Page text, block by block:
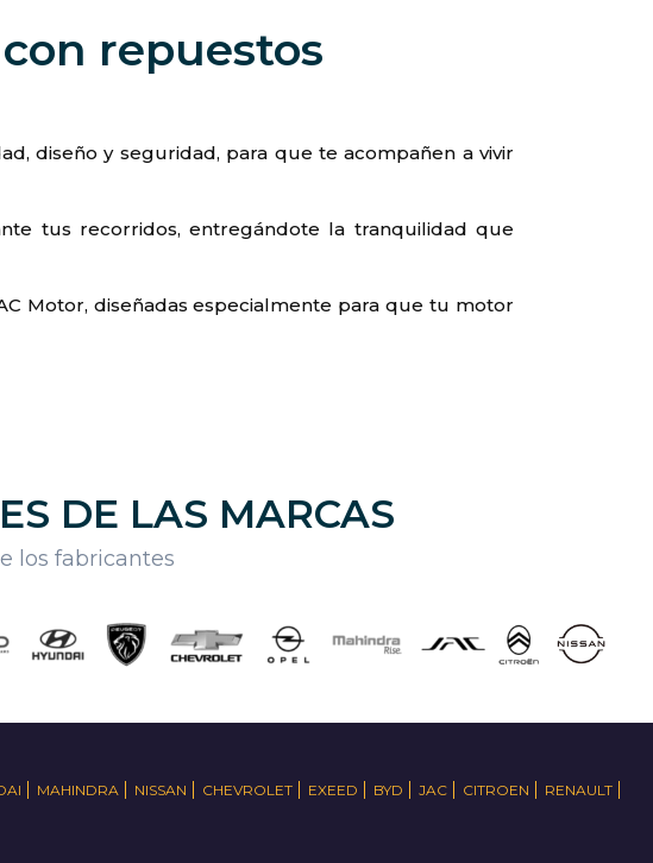
repuestos
diseño y seguridad, para que te acompañen a vivir
tus recorridos, entregándote la tranquilidad que
Motor, diseñadas especialmente para que tu motor
DE LAS MARCAS
los fabricantes
MAHINDRA NISSAN CHEVROLET EXEED BYD JAC CITROEN RENAULT